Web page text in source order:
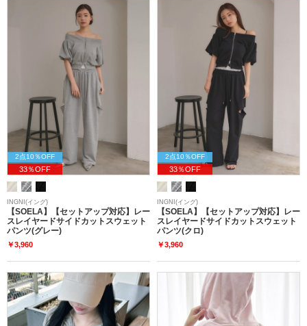
2点10％OFF
33％OFF
INGNI(イング)
【SOELA】【セットアップ対応】レー
スレイヤードサイドカットスウェット
パンツ(グレー)
￥3,960
2点10％OFF
33％OFF
INGNI(イング)
【SOELA】【セットアップ対応】レー
スレイヤードサイドカットスウェット
パンツ(クロ)
￥3,960